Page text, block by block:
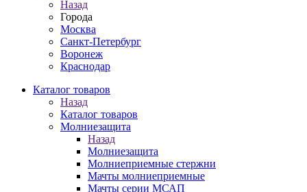
Назад
Города
Москва
Санкт-Петербург
Воронеж
Краснодар
Каталог товаров
Назад
Каталог товаров
Молниезащита
Назад
Молниезащита
Молниеприемные стержни
Мачты молниеприемные
Мачты серии МСАП